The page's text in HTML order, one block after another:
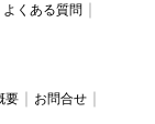
よくある質問
要
お問合せ